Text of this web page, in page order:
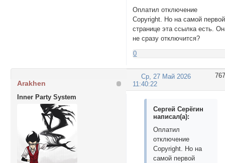
Оплатил отключение
Copyright. Но на самой первой
странице эта ссылка есть.
не сразу отключится?
0
767
Ср, 27 Май 2026
11:40:22
Arakhen
Inner Party System
Сергей Серёгин
написал(а):
Оплатил
отключение
Copyright. Но на
самой первой